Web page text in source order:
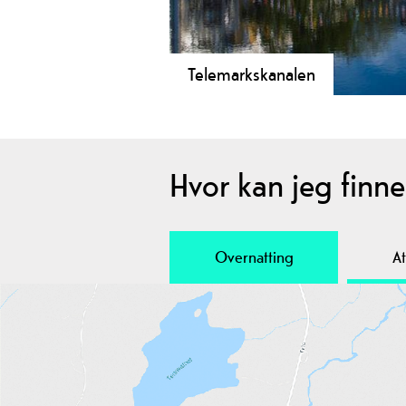
Telemarkskanalen
Hvor kan jeg
Overnatting